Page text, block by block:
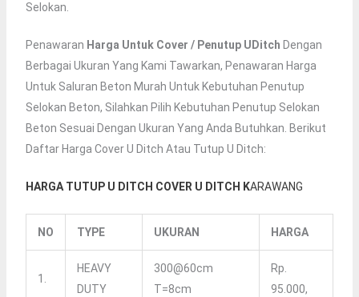
Selokan.
Penawaran Harga Untuk Cover / Penutup UDitch Dengan
Berbagai Ukuran Yang Kami Tawarkan, Penawaran Harga
Untuk Saluran Beton Murah Untuk Kebutuhan Penutup
Selokan Beton, Silahkan Pilih Kebutuhan Penutup Selokan
Beton Sesuai Dengan Ukuran Yang Anda Butuhkan. Berikut
Daftar Harga Cover U Ditch Atau Tutup U Ditch:
HARGA TUTUP U DITCH COVER U DITCH KARAWANG
NO TYPE UKURAN HARGA
1.
HEAVY
DUTY
300@60cm
T=8cm
Rp.
95.000,